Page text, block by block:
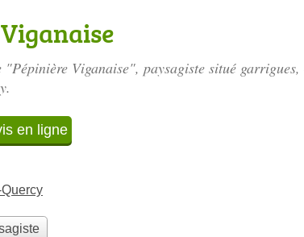
"Pépinière Viganaise", paysagiste situé garrigues,
en ligne